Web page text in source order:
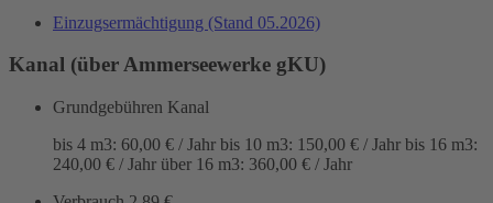
Einzugsermächtigung (Stand 05.2026)
Kanal (über Ammerseewerke gKU)
Grundgebühren Kanal
bis 4 m3: 60,00 € / Jahr bis 10 m3: 150,00 € / Jahr bis 16 m3:
240,00 € / Jahr über 16 m3: 360,00 € / Jahr